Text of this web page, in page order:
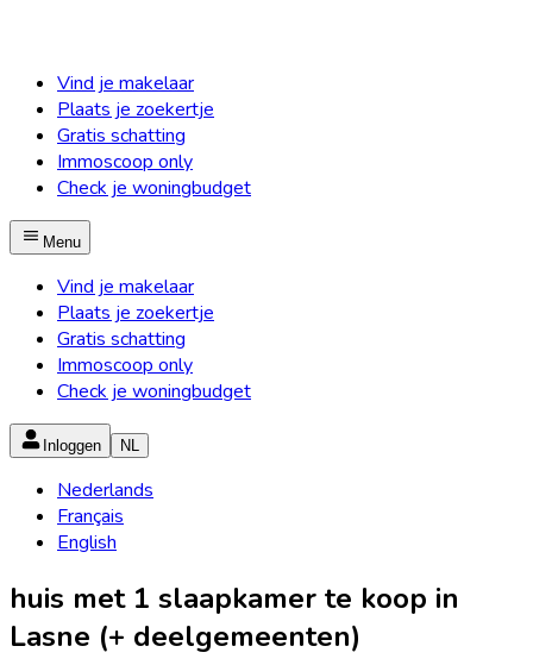
Vind je makelaar
Plaats je zoekertje
Gratis schatting
Immoscoop only
Check je woningbudget
Menu
Vind je makelaar
Plaats je zoekertje
Gratis schatting
Immoscoop only
Check je woningbudget
Inloggen NL
Nederlands
Français
English
huis met 1 slaapkamer te koop in
Lasne (+ deelgemeenten)